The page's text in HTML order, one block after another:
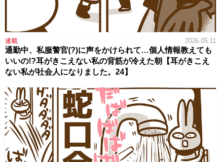
連載 2026.05.11
通勤中、私服警官(?)に声をかけられて…個人情報教えても
いいの!?耳がきこえない私の背筋が冷えた朝【耳がきこえ
ない私が社会人になりました。24】